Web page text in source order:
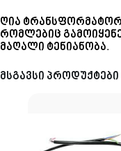
ღია
რომლებიც
მაღალი ტენიანობა.
მსგავსი პროდუქტები